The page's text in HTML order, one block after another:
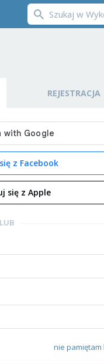
REJESTRACJA
z Facebook
się z Apple
LUB
nie pamiętam